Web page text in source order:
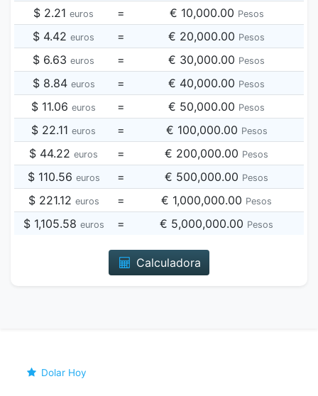
$ 2.21 euros = € 10,000.00 Pesos
$ 4.42 euros = € 20,000.00 Pesos
$ 6.63 euros = € 30,000.00 Pesos
$ 8.84 euros = € 40,000.00 Pesos
$ 11.06 euros = € 50,000.00 Pesos
$ 22.11 euros = € 100,000.00 Pesos
$ 44.22 euros = € 200,000.00 Pesos
$ 110.56 euros = € 500,000.00 Pesos
$ 221.12 euros = € 1,000,000.00 Pesos
$ 1,105.58 euros = € 5,000,000.00 Pesos
Calculadora
Dolar Hoy